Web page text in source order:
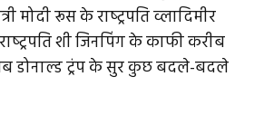
मोदी रूस के राष्‍ट्रपति व्‍लादिमीर
शी जिनपिंग के काफी करीब
डोनाल्‍ड ट्रंप के सुर कुछ बदले-बदले